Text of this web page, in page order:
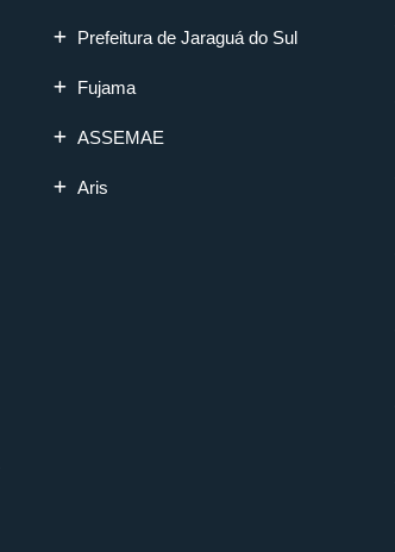
Prefeitura de Jaraguá do Sul
Fujama
ASSEMAE
Aris